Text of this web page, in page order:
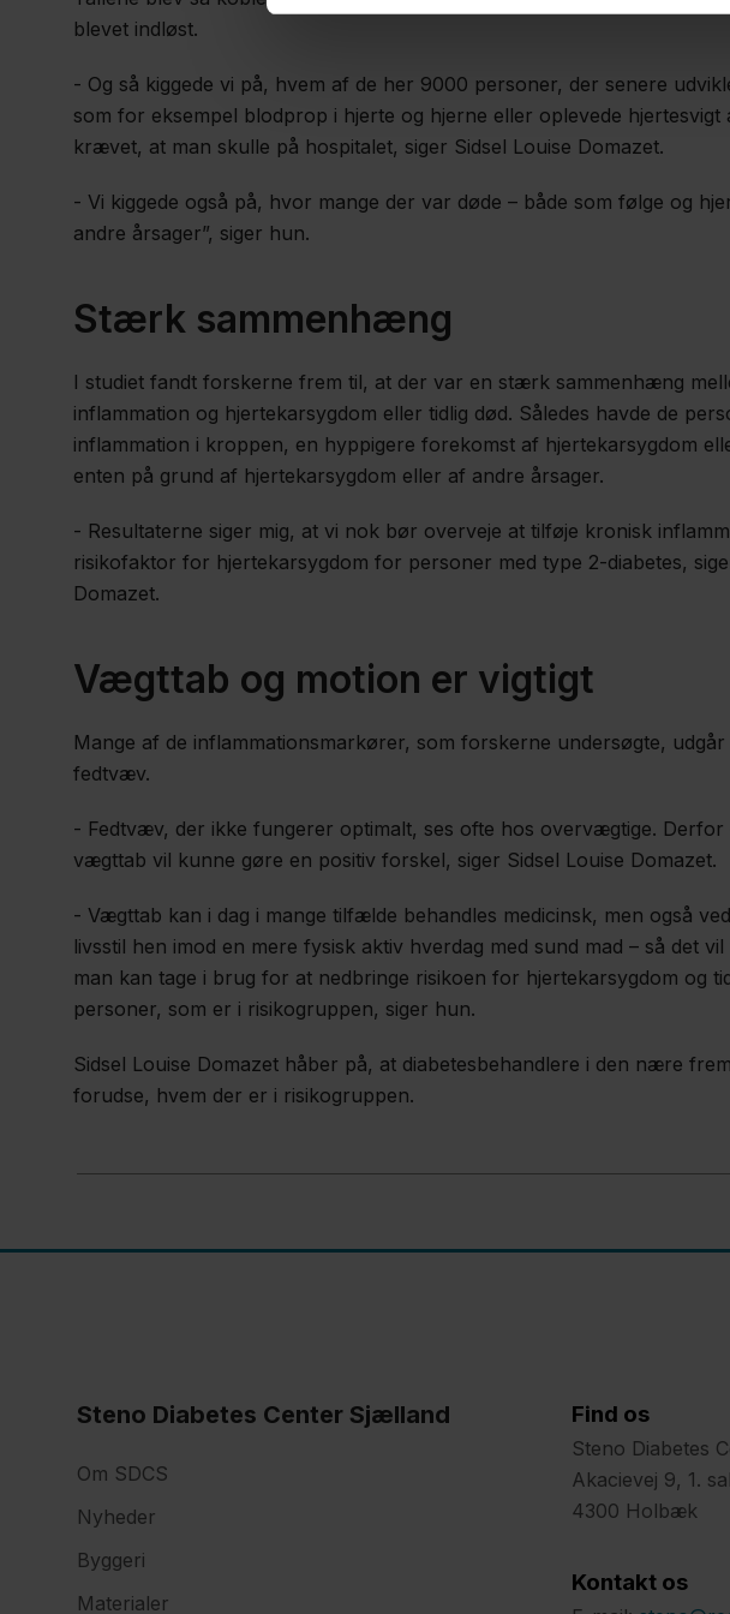
blevet indløst.
- Og så kiggede vi på, hvem af de her 9000 personer, der senere
som for eksempel blodprop i hjerte og hjerne eller oplevede hjertesvigt
krævet, at man skulle på hospitalet, siger Sidsel Louise Domazet.
- Vi kiggede også på, hvor mange der var døde – både som følge og
andre årsager”, siger hun.
Stærk sammenhæng
I studiet fandt forskerne frem til, at der var en stærk sammenhæng
inflammation og hjertekarsygdom eller tidlig død. Således havde de
inflammation i kroppen, en hyppigere forekomst af hjertekarsygdom
enten på grund af hjertekarsygdom eller af andre årsager.
- Resultaterne siger mig, at vi nok bør overveje at tilføje kronisk
risikofaktor for hjertekarsygdom for personer med type 2-diabetes,
Domazet.
Vægttab og motion er vigtigt
Mange af de inflammationsmarkører, som forskerne undersøgte,
fedtvæv.
- Fedtvæv, der ikke fungerer optimalt, ses ofte hos overvægtige. Derfor
vægttab vil kunne gøre en positiv forskel, siger Sidsel Louise Domazet.
- Vægttab kan i dag i mange tilfælde behandles medicinsk, men også
livsstil hen imod en mere fysisk aktiv hverdag med sund mad – så det
man kan tage i brug for at nedbringe risikoen for hjertekarsygdom og
personer, som er i risikogruppen, siger hun.
Sidsel Louise Domazet håber på, at diabetesbehandlere i den nære
forudse, hvem der er i risikogruppen.
Steno Diabetes Center Sjælland
Om SDCS
Nyheder
Byggeri
Materialer
Find os
Steno Diabetes
Akacievej 9, 1. sal
4300 Holbæk
Kontakt os